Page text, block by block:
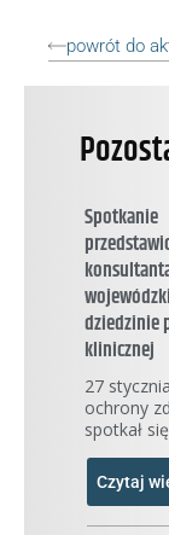
Spotkanie
dziedzinie
klinicznej
27
ochrony
spotkał
Czytaj
powrót do